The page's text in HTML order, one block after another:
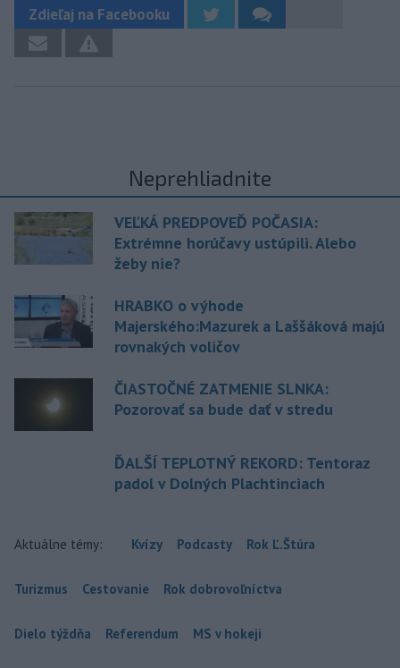
Zdieľaj na Facebooku
Neprehliadnite
VEĽKÁ PREDPOVEĎ POČASIA:
Extrémne horúčavy ustúpili. Alebo
žeby nie?
HRABKO o výhode
Majerského:Mazurek a Laššáková majú
rovnakých voličov
ČIASTOČNÉ ZATMENIE SLNKA:
Pozorovať sa bude dať v stredu
ĎALŠÍ TEPLOTNÝ REKORD: Tentoraz
padol v Dolných Plachtinciach
Aktuálne témy: Kvízy Podcasty Rok Ľ.Štúra
Turizmus Cestovanie Rok dobrovoľníctva
Dielo týždňa Referendum MS v hokeji